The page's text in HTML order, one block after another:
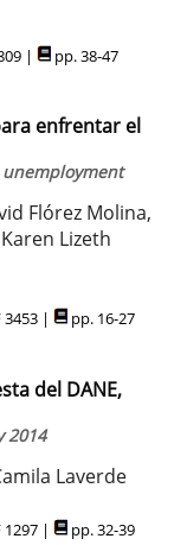
| pp. 38-47
enfrentar el
Flórez Molina,
Lizeth
3453 | pp. 16-27
del DANE,
2014
Laverde
1297 | pp. 32-39